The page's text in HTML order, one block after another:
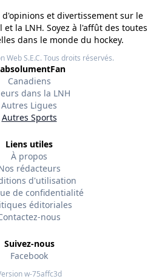
d'opinions et divertissement sur le
la LNH. Soyez à l'affût des toutes
dans le monde du hockey.
Web S.E.C.Tous droits réservés.
Canadiens
dans la LNH
Autres Ligues
Autres Sports
Liens utiles
À propos
rédacteurs
d'utilisation
de confidentialité
éditoriales
nous
Suivez-nous
Facebook
w-75affc3d